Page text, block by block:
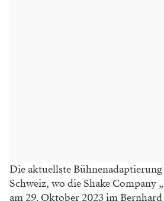
Die aktuellste
Schweiz, wo die Shake Company
am 29. Oktober 2023 im